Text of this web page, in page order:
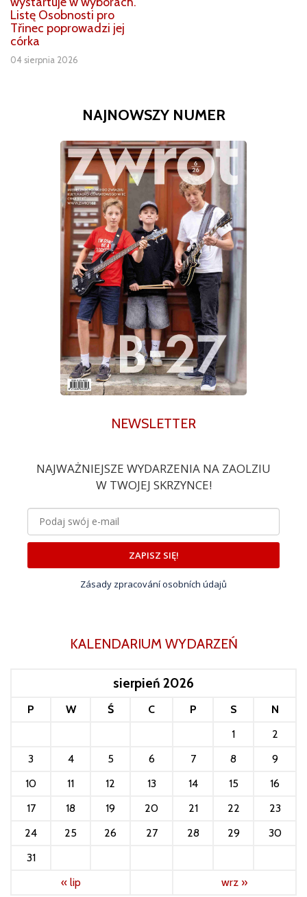
Listę Osobnosti pro
Třinec poprowadzi jej
córka
04 sierpnia 2026
NAJNOWSZY NUMER
NEWSLETTER
NAJWAŻNIEJSZE WYDARZENIA NA ZAOLZIU
W TWOJEJ SKRZYNCE!
ZAPISZ SIĘ!
Zásady zpracování osobních údajů
KALENDARIUM WYDARZEŃ
sierpień 2026
P W Ś C P S
N
1
2
3
4 5 6 7 8
9
10
11 12 13 14 15
16
17
18 19 20 21 22
23
24
25 26 27 28 29
30
31
« lip
wrz »